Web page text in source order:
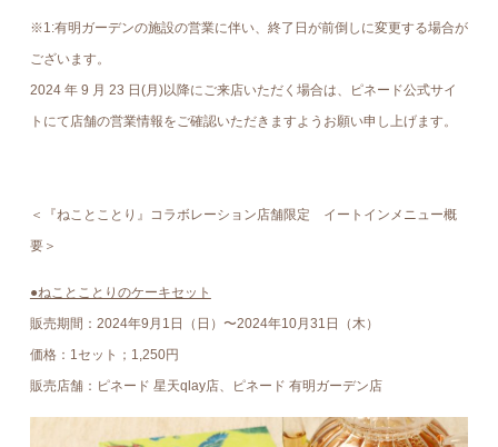
※1:有明ガーデンの施設の営業に伴い、終了日が前倒しに変更する場合が
ございます。
2024 年 9 月 23 日(月)以降にご来店いただく場合は、ピネード公式サイ
トにて店舗の営業情報をご確認いただきますようお願い申し上げます。
＜『ねことことり』コラボレーション店舗限定 イートインメニュー概
要＞
●ねことことりのケーキセット
販売期間：2024年9⽉1⽇（日）〜2024年10月31日（木）
価格：1セット；1,250円
販売店舗：ピネード 星天qlay店、ピネード 有明ガーデン店